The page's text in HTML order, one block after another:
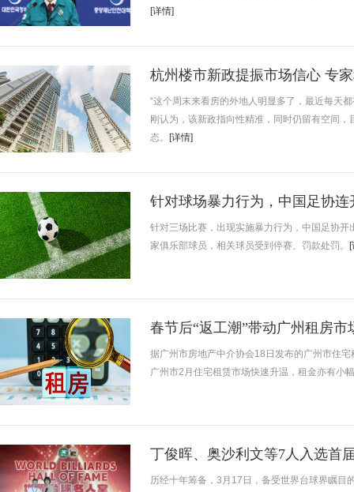
[详情]
杭州楼市新政提振市场信心 专
“这个周末来看房的外地人明显多了，最近每天
刚认为，该新政指向性精准，同时仍留有空间
态。
[详情]
针对球场暴力行为，中国足协连
针对三场比赛，出现实施暴力行为，中国足协
家俱乐部球员，相关球员受到停赛、罚款处罚。
春节后“返工潮”带动广州租房市
据广州市房地产中介协会18日发布的广州市住
广州市2月住宅租赁市场快速升温，租金亦有小
丁俊晖、奥沙利文等7人入选首
历经十年筹备，3月17日，备受世界台球界瞩目